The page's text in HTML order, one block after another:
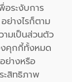
อระงับการ
ย่างไรก็ตาม
ามเป็นส่วนตัว
งคุกกี้ทั้งหมด
ย่างหรือ
ะสิทธิภาพ